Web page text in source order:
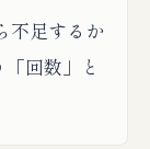
足するか
回数」と